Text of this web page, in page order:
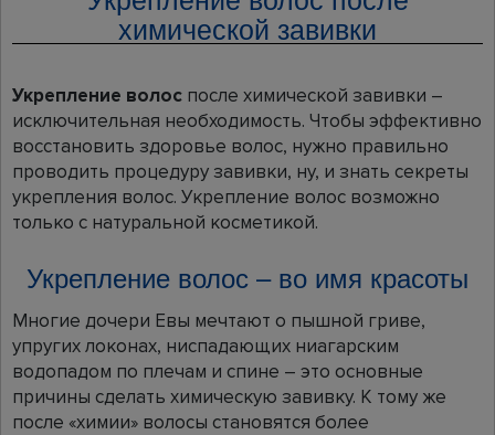
химической завивки
Укрепление волос после химической завивки –
исключительная необходимость. Чтобы эффективно
восстановить здоровье волос, нужно правильно
проводить процедуру завивки, ну, и знать секреты
укрепления волос. Укрепление волос возможно
только с натуральной косметикой.
Укрепление волос – во имя красоты
Многие дочери Евы мечтают о пышной гриве,
упругих локонах, ниспадающих ниагарским
водопадом по плечам и спине – это основные
причины сделать химическую завивку. К тому же
после «химии» волосы становятся более